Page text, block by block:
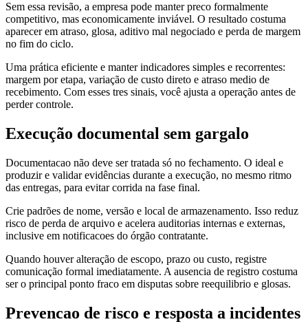
Sem essa revisão, a empresa pode manter preco formalmente
competitivo, mas economicamente inviável. O resultado costuma
aparecer em atraso, glosa, aditivo mal negociado e perda de margem
no fim do ciclo.
Uma prática eficiente e manter indicadores simples e recorrentes:
margem por etapa, variação de custo direto e atraso medio de
recebimento. Com esses tres sinais, você ajusta a operação antes de
perder controle.
Execução documental sem gargalo
Documentacao não deve ser tratada só no fechamento. O ideal e
produzir e validar evidências durante a execução, no mesmo ritmo
das entregas, para evitar corrida na fase final.
Crie padrões de nome, versão e local de armazenamento. Isso reduz
risco de perda de arquivo e acelera auditorias internas e externas,
inclusive em notificacoes do órgão contratante.
Quando houver alteração de escopo, prazo ou custo, registre
comunicação formal imediatamente. A ausencia de registro costuma
ser o principal ponto fraco em disputas sobre reequilibrio e glosas.
Prevencao de risco e resposta a incidentes